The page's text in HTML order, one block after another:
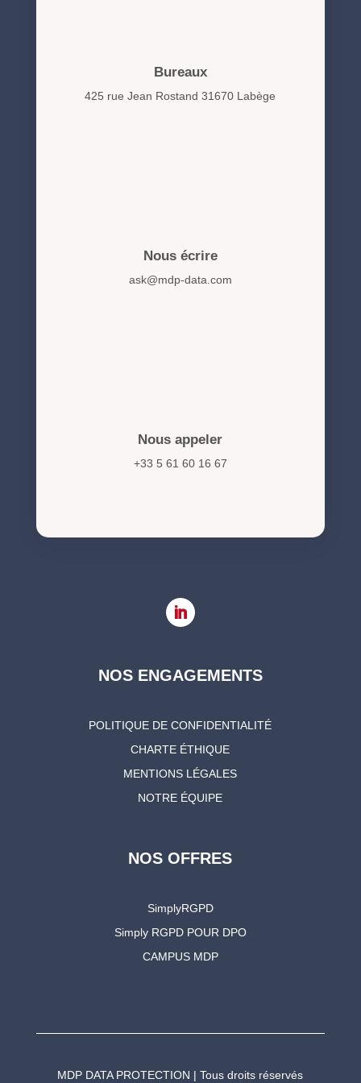
Bureaux
425 rue Jean Rostand 31670 Labège
Nous écrire
ask@mdp-data.com
Nous appeler
+33 5 61 60 16 67
NOS ENGAGEMENTS
POLITIQUE DE CONFIDENTIALITÉ
CHARTE ÉTHIQUE
MENTIONS LÉGALES
NOTRE ÉQUIPE
NOS OFFRES
SimplyRGPD
Simply RGPD POUR DPO
CAMPUS MDP
MDP DATA PROTECTION | Tous droits réservés